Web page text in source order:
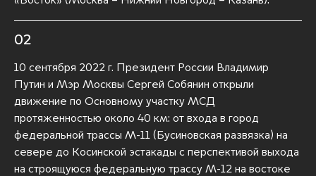
02
10 сентября 2022 г. Президент России Владимир
Путин и Мэр Москвы Сергей Собянин открыли
движение по Основному участку МСД
протяженностью около 40 км: от входа в город
федеральной трассы М-11 (Бусиновская развязка) на
севере до Косинской эстакады с перспективой выхода
на строящуюся федеральную трассу М-12 на востоке